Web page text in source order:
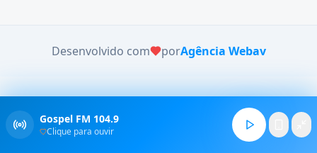
Desenvolvido com porAgência Webav
Gospel FM 104.9
Clique para ouvir